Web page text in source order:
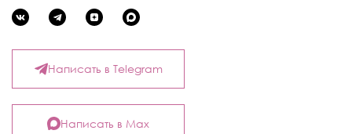
Написать в Telegram
Написать в Max